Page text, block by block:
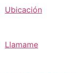
Ubicación
Llamame